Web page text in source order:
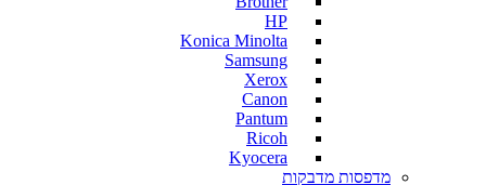
HP
Konica Minolta
Samsung
Xerox
Canon
Pantum
Ricoh
Kyocera
מדפסות מדבקות